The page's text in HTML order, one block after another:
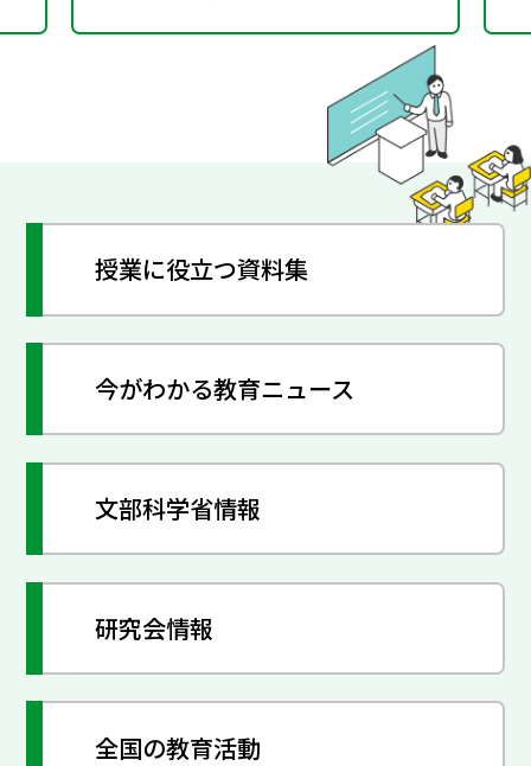
授業に役立つ資料集
今がわかる教育ニュース
文部科学省情報
研究会情報
全国の教育活動